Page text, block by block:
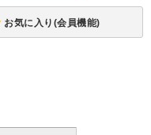
お気に入り(会員機能)